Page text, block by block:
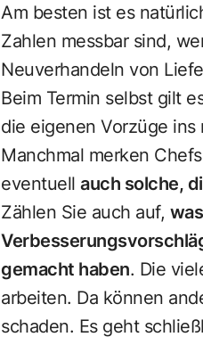
Am besten ist es
Zahlen messbar sind,
Neuverhandeln von
Beim Termin selbst gilt
die eigenen Vorzüge
Manchmal merken
eventuell auch solche,
Zählen Sie auch auf,
gemacht haben. Die
arbeiten. Da können
schaden. Es geht